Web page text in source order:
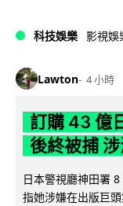
科技娛樂 影視娛
Lawton 4 小時
訂購 43 億
後終被捕
日本警視廳神田署
指她涉嫌在出版巨